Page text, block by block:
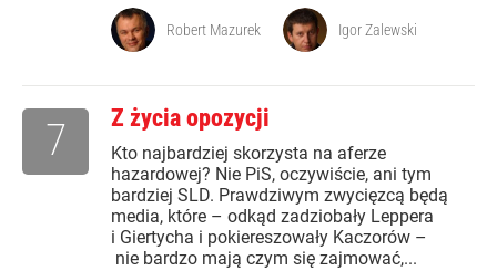
Robert Mazurek Igor Zalewski
Z życia opozycji
Kto najbardziej skorzysta na aferze
hazardowej? Nie PiS, oczywiście, ani tym
bardziej SLD. Prawdziwym zwycięzcą będą
media, które – odkąd zadziobały Leppera
i Giertycha i pokiereszowały Kaczorów –
nie bardzo mają czym się zajmować,...
7